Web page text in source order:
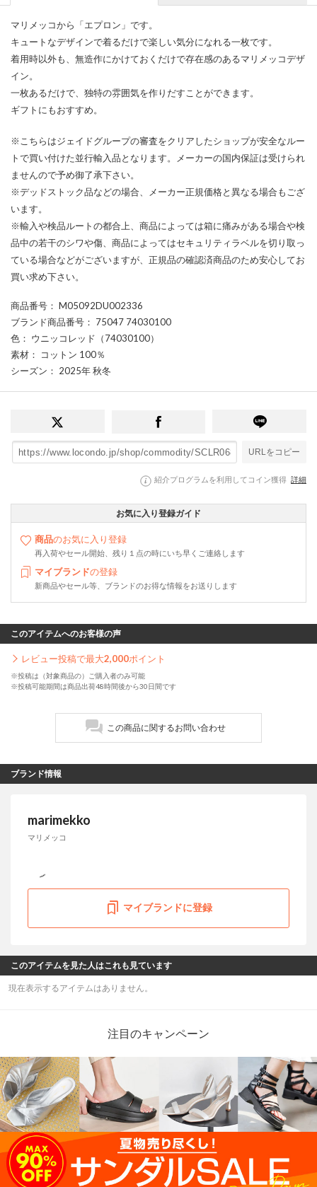
マリメッコから「エプロン」です。
キュートなデザインで着るだけで楽しい気分になれる一枚です。
着用時以外も、無造作にかけておくだけで存在感のあるマリメッコデザ
イン。
一枚あるだけで、独特の雰囲気を作りだすことができます。
ギフトにもおすすめ。
※こちらはジェイドグループの審査をクリアしたショップが安全なルー
トで買い付けた並行輸入品となります。メーカーの国内保証は受けられ
ませんので予め御了承下さい。
※デッドストック品などの場合、メーカー正規価格と異なる場合もござ
います。
※輸入や検品ルートの都合上、商品によっては箱に痛みがある場合や検
品中の若干のシワや傷、商品によってはセキュリティラベルを切り取っ
ている場合などがございますが、正規品の確認済商品のため安心してお
買い求め下さい。
商品番号 ： M05092DU002336
ブランド商品番号 ： 75047 74030100
色 ： ウニッコレッド（74030100）
素材 ： コットン 100％
シーズン ： 2025年 秋冬
URLをコピー
紹介プログラムを利用してコイン獲得 詳細
お気に入り登録ガイド
商品のお気に入り登録
再入荷やセール開始、残り１点の時にいち早くご連絡します
マイブランドの登録
新商品やセール等、ブランドのお得な情報をお送りします
このアイテムへのお客様の声
レビュー投稿で最大2,000ポイント
※投稿は（対象商品の）ご購入者のみ可能
※投稿可能期間は商品出荷48時間後から30日間です
この商品に関するお問い合わせ
ブランド情報
marimekko
マリメッコ
マイブランドに登録
このアイテムを見た人はこれも見ています
現在表示するアイテムはありません。
注目のキャンペーン